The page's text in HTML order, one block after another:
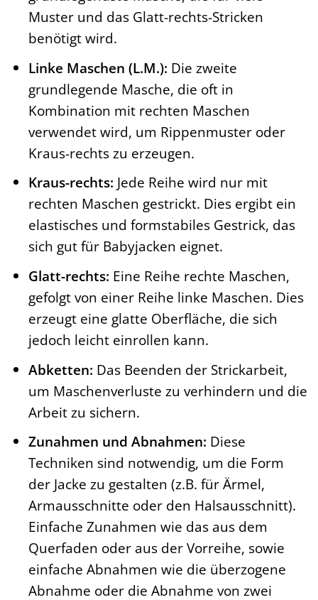
Muster und das Glatt-rechts-Stricken
benötigt wird.
Linke Maschen (L.M.): Die zweite
grundlegende Masche, die oft in
Kombination mit rechten Maschen
verwendet wird, um Rippenmuster oder
Kraus-rechts zu erzeugen.
Kraus-rechts: Jede Reihe wird nur mit
rechten Maschen gestrickt. Dies ergibt ein
elastisches und formstabiles Gestrick, das
sich gut für Babyjacken eignet.
Glatt-rechts: Eine Reihe rechte Maschen,
gefolgt von einer Reihe linke Maschen. Dies
erzeugt eine glatte Oberfläche, die sich
jedoch leicht einrollen kann.
Abketten: Das Beenden der Strickarbeit,
um Maschenverluste zu verhindern und die
Arbeit zu sichern.
Zunahmen und Abnahmen: Diese
Techniken sind notwendig, um die Form
der Jacke zu gestalten (z.B. für Ärmel,
Armausschnitte oder den Halsausschnitt).
Einfache Zunahmen wie das aus dem
Querfaden oder aus der Vorreihe, sowie
einfache Abnahmen wie die überzogene
Abnahme oder die Abnahme von zwei